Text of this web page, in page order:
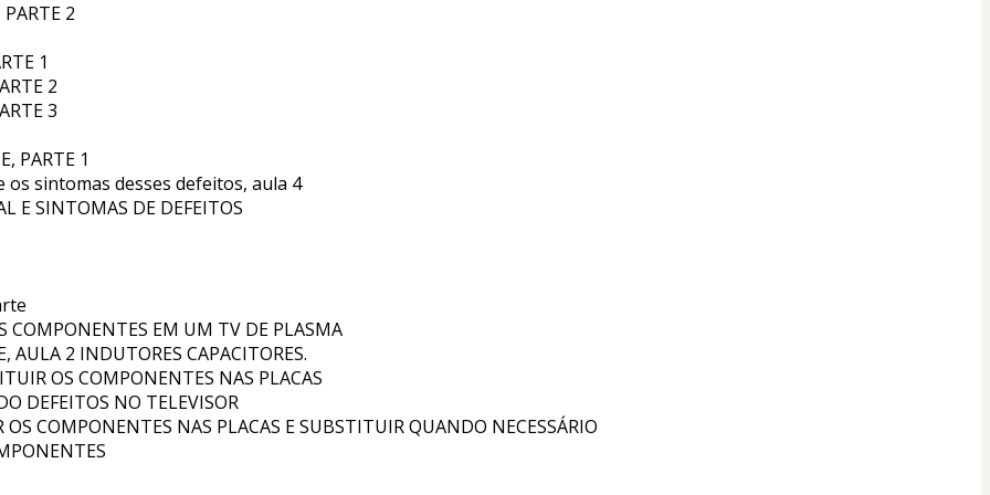
2
1
2
3
PARTE 1
sintomas desses defeitos, aula 4
E SINTOMAS DE DEFEITOS
COMPONENTES EM UM TV DE PLASMA
AULA 2 INDUTORES CAPACITORES.
OS COMPONENTES NAS PLACAS
DEFEITOS NO TELEVISOR
COMPONENTES NAS PLACAS E SUBSTITUIR QUANDO NECESSÁRIO